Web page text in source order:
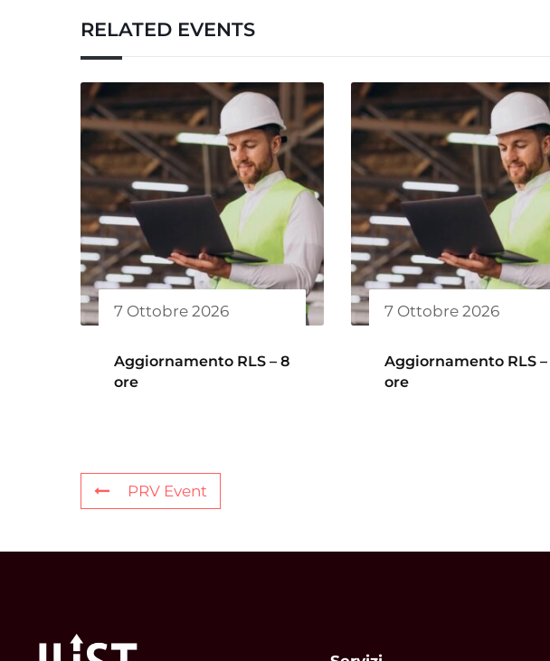
RELATED EVENTS
7 Ottobre 2026
Aggiornamento RLS – 8
ore
7 Ottobre 2026
Aggiornamento RLS –
ore
PRV Event